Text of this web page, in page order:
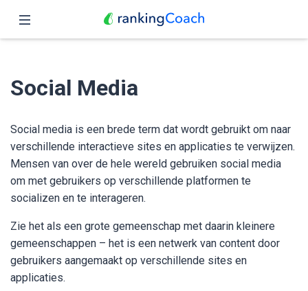
Functies
Prijzen
Partners
Blog
Nederlands
Social Media
Social media is een brede term dat wordt gebruikt om naar
verschillende interactieve sites en applicaties te verwijzen.
Mensen van over de hele wereld gebruiken social media
om met gebruikers op verschillende platformen te
socializen en te interageren.
Zie het als een grote gemeenschap met daarin kleinere
gemeenschappen – het is een netwerk van content door
gebruikers aangemaakt op verschillende sites en
applicaties.